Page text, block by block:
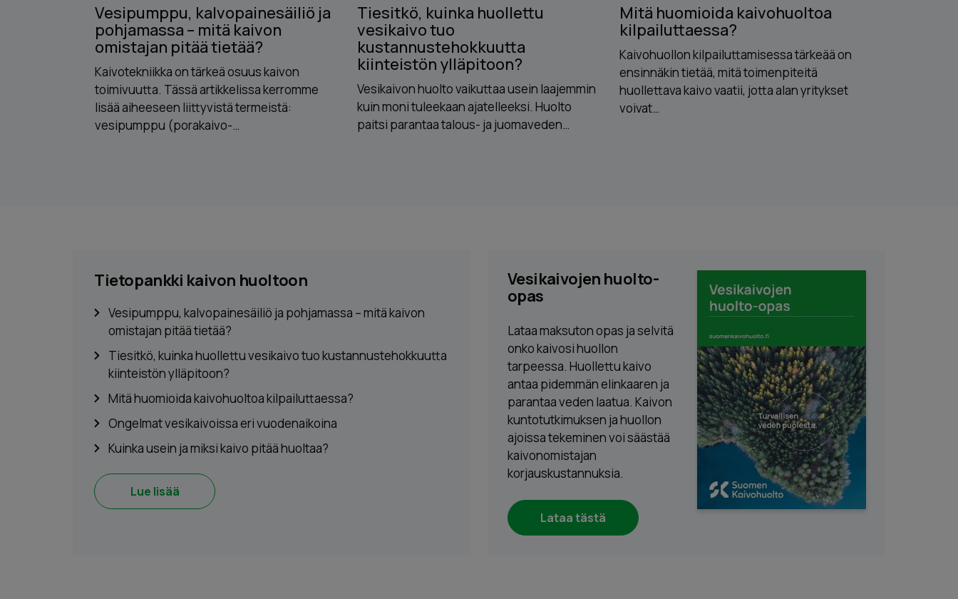
Vesipumppu, kalvopainesäiliö ja
pohjamassa – mitä kaivon
omistajan pitää tietää?
Kaivotekniikka on tärkeä osuus kaivon
toimivuutta. Tässä artikkelissa kerromme
lisää aiheeseen liittyvistä termeistä:
vesipumppu (porakaivo-…
Tiesitkö, kuinka huollettu
vesikaivo tuo
kustannustehokkuutta
kiinteistön ylläpitoon?
Vesikaivon huolto vaikuttaa usein laajemmin
kuin moni tuleekaan ajatelleeksi. Huolto
paitsi parantaa talous- ja juomaveden…
Mitä huomioida kaivohuoltoa
kilpailuttaessa?
Kaivohuollon kilpailuttamisessa tärkeää on
ensinnäkin tietää, mitä toimenpiteitä
huollettava kaivo vaatii, jotta alan yritykset
voivat…
Tietopankki kaivon huoltoon
Vesipumppu, kalvopainesäiliö ja pohjamassa – mitä kaivon
omistajan pitää tietää?
Tiesitkö, kuinka huollettu vesikaivo tuo kustannustehokkuutta
kiinteistön ylläpitoon?
Mitä huomioida kaivohuoltoa kilpailuttaessa?
Ongelmat vesikaivoissa eri vuodenaikoina
Kuinka usein ja miksi kaivo pitää huoltaa?
Lue lisää
Vesikaivojen huolto-
opas
Lataa maksuton opas ja selvitä
onko kaivosi huollon
tarpeessa. Huollettu kaivo
antaa pidemmän elinkaaren ja
parantaa veden laatua. Kaivon
kuntotutkimuksen ja huollon
ajoissa tekeminen voi säästää
kaivonomistajan
korjauskustannuksia.
Lataa tästä